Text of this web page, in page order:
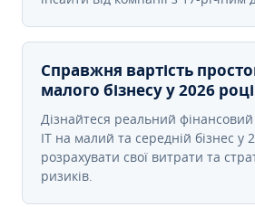
Справжня вартість
малого бізнесу у 2026 році
Дізнайтеся реальний
IT на малий та середній бізнес у
розрахувати свої витрати та
ризиків.